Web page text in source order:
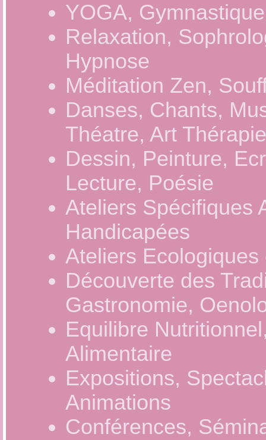
YOGA,
Relaxation,
Hypnose
Méditation Zen,
Danses, Chants,
Théatre, Art Thérapie
Dessin, Peinture,
Lecture, Poésie
Ateliers Spécifiques
Handicapées
Ateliers
Découverte des
Gastronomie,
Equilibre
Alimentaire
Expositions,
Animations
Conférences,